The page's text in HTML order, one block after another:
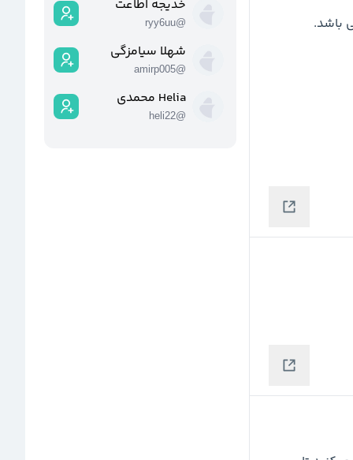
خدیجه اطاعت
@
ryy6uu
شهلا سیامزگی
@
amirp005
Helia محمدی
@
heli22